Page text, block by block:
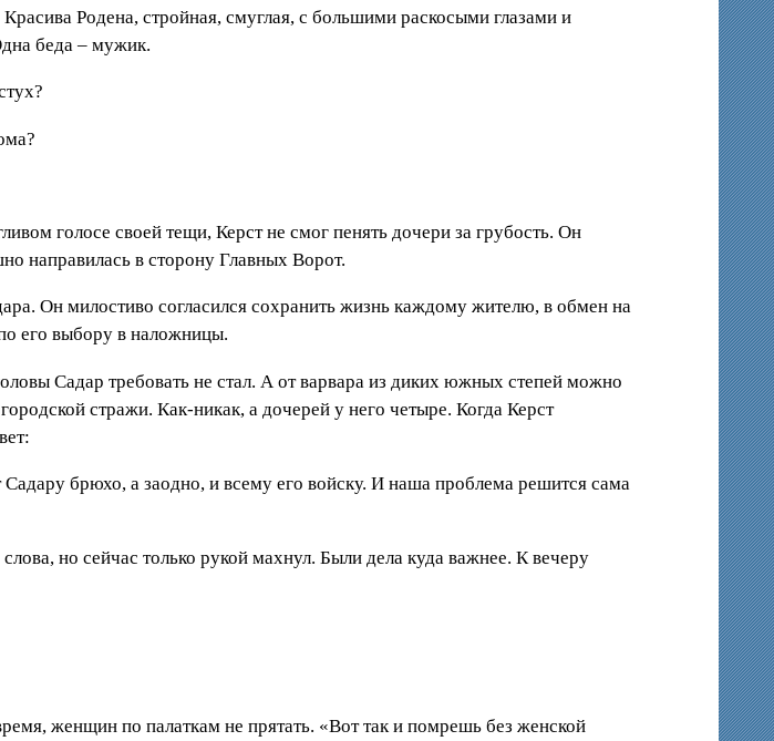
Родена, стройная, смуглая, с большими раскосыми глазами и
беда – мужик.
голосе своей тещи, Керст не смог пенять дочери за грубость. Он
направилась в сторону Главных Ворот.
Он милостиво согласился сохранить жизнь каждому жителю, в обмен на
его выбору в наложницы.
Садар требовать не стал. А от варвара из диких южных степей можно
стражи. Как-никак, а дочерей у него четыре. Когда Керст
брюхо, а заодно, и всему его войску. И наша проблема решится сама
но сейчас только рукой махнул. Были дела куда важнее. К вечеру
женщин по палаткам не прятать. «Вот так и помрешь без женской